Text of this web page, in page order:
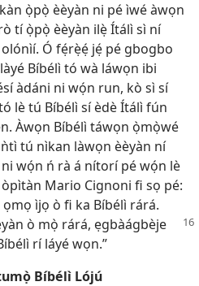
ọ̀pọ̀ èèyàn ni pé ìwé àwọn
tí ọ̀pọ̀ èèyàn ilẹ̀ Ítálì sì ní
Ó fẹ́rẹ̀ẹ́ jẹ́ pé gbogbo
Bíbélì tó wà láwọn ibi
àdáni ni wọ́n run, kò sì sí
lè tú Bíbélì sí èdè Ítálì fún
Àwọn Bíbélì táwọn ọ̀mọ̀wé
tú nìkan làwọn èèyàn ní
wọ́n ń rà á nítorí pé wọ́n lè
Mario Cignoni fi sọ pé:
ìjọ ò fi ka Bíbélì rárá.
ò mọ̀ rárá, ẹgbàágbèje
rí láyé wọn.”
Bíbélì Lójú